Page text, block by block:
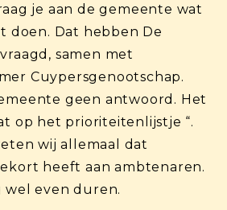
je aan de gemeente wat
doen. Dat hebben De
samen met
Cuypersgenootschap.
geen antwoord. Het
op het prioriteitenlijstje “.
wij allemaal dat
heeft aan ambtenaren.
wel even duren.